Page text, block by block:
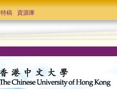
特稿 資源庫